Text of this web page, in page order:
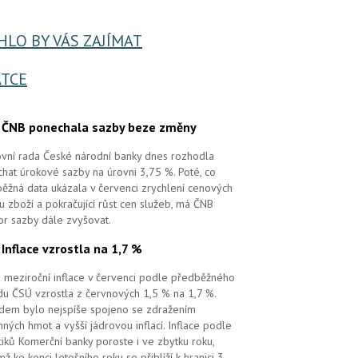
BY VÁS ZAJÍMAT
ČNB ponechala sazby beze změny
rada České národní banky dnes rozhodla
úrokové sazby na úrovni 3,75 %. Poté, co
data ukázala v červenci zrychlení cenových
zboží a pokračující růst cen služeb, má ČNB
sazby dále zvyšovat.
Inflace vzrostla na 1,7 %
meziroční inflace v červenci podle předběžného
ČSÚ vzrostla z červnových 1,5 % na 1,7 %.
bylo nejspíše spojeno se zdražením
hmot a vyšší jádrovou inflací. Inflace podle
Komerční banky poroste i ve zbytku roku,